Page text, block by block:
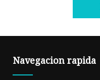
Navegacion rapida